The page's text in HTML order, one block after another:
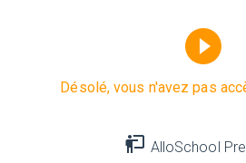
Désolé, vous n'avez pas
AlloSchool